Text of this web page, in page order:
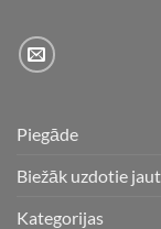
Piegāde
Biežāk uzdotie
Kategorijas